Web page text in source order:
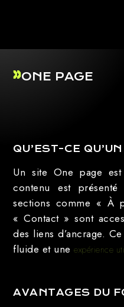
ONE PAGE
QU’EST-CE
Un site One page
contenu est
sections comme « À
« Contact » sont
des liens d’ancrage.
fluide et uneexpérience
AVANTAGES DU